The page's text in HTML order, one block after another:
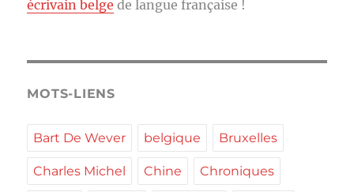
écrivain belge de langue française !
MOTS-LIENS
Bart De Wever belgique Bruxelles
Charles Michel Chine Chroniques